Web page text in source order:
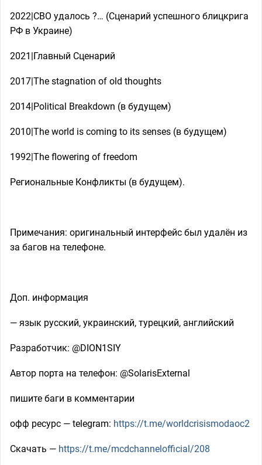
2022|СВО удалось ?… (Сценарий успешного блицкрига
РФ в Украине)
2021|Главный Сценарий
2017|The stagnation of old thoughts
2014|Political Breakdown (в будущем)
2010|The world is coming to its senses (в будущем)
1992|The flowering of freedom
Региональные Конфликты (в будущем).
Примечания: оригинальный интерфейс был удалён из
за багов на телефоне.
Доп. информация
— язык русский, украинский, турецкий, английский
Разработчик: @DION1SIY
Автор порта на телефон: @SolarisExternal
пишите баги в комментарии
офф ресурс — telegram: https://t.me/worldcrisismodaoc2
Скачать — https://t.me/mcdchannelofficial/208